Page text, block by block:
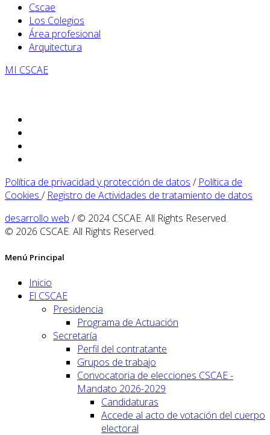
Cscae
Los Colegios
Área profesional
Arquitectura
MI CSCAE
Política de privacidad y protección de datos / Política de
Cookies / Registro de Actividades de tratamiento de datos
desarrollo web / © 2024 CSCAE. All Rights Reserved.
© 2026 CSCAE. All Rights Reserved.
Menú Principal
Inicio
El CSCAE
Presidencia
Programa de Actuación
Secretaría
Perfil del contratante
Grupos de trabajo
Convocatoria de elecciones CSCAE -
Mandato 2026-2029
Candidaturas
Accede al acto de votación del cuerpo
electoral